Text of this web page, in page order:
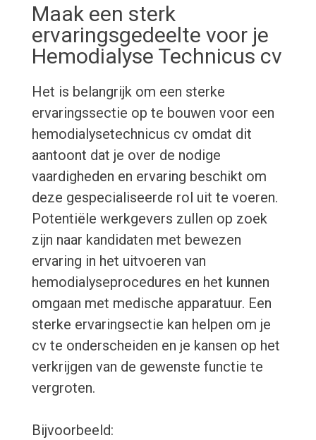
Maak een sterk
ervaringsgedeelte voor je
Hemodialyse Technicus cv
Het is belangrijk om een sterke
ervaringssectie op te bouwen voor een
hemodialysetechnicus cv omdat dit
aantoont dat je over de nodige
vaardigheden en ervaring beschikt om
deze gespecialiseerde rol uit te voeren.
Potentiële werkgevers zullen op zoek
zijn naar kandidaten met bewezen
ervaring in het uitvoeren van
hemodialyseprocedures en het kunnen
omgaan met medische apparatuur. Een
sterke ervaringsectie kan helpen om je
cv te onderscheiden en je kansen op het
verkrijgen van de gewenste functie te
vergroten.
Bijvoorbeeld: